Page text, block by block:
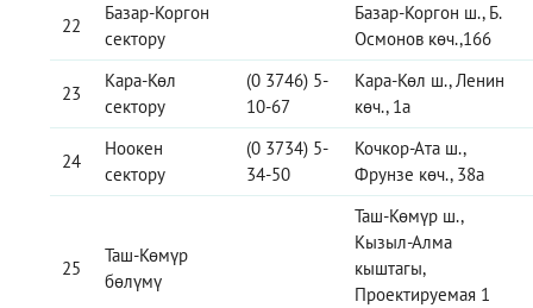
22
Базар-Коргон
сектору
Базар-Коргон ш., Б.
Осмонов көч.,166
23
Кара-Көл
сектору
(0 3746) 5-
10-67
Кара-Көл ш., Ленин
көч., 1а
24
Ноокен
сектору
(0 3734) 5-
34-50
Кочкор-Ата ш.,
Фрунзе көч., 38а
25
Таш-Көмүр
бөлүмү
Таш-Көмүр ш.,
Кызыл-Алма
кыштагы,
Проектируемая 1